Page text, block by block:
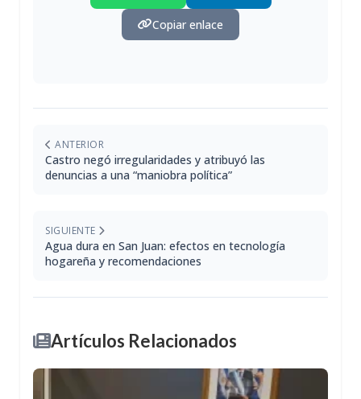
Copiar enlace
ANTERIOR
Castro negó irregularidades y atribuyó las
denuncias a una “maniobra política”
SIGUIENTE
Agua dura en San Juan: efectos en tecnología
hogareña y recomendaciones
Artículos Relacionados